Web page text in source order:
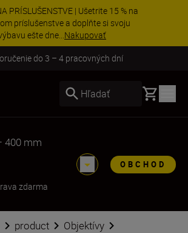
PRÍSLUŠENSTVE | Ušetrite 15 % na
príslušenstve a doplňte si svoju
ešte dne...Nakupovať
do 3 – 4 pracovných dní
Hľadať Basket
400 mm
zdarma
OBCHOD
product
Objektívy